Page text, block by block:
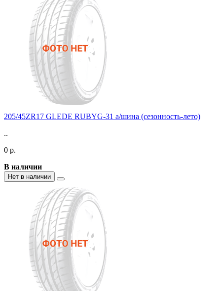
205/45ZR17 GLEDE RUBYG-31 а/шина (сезонность-лето)
..
0 р.
В наличии
Нет в наличии